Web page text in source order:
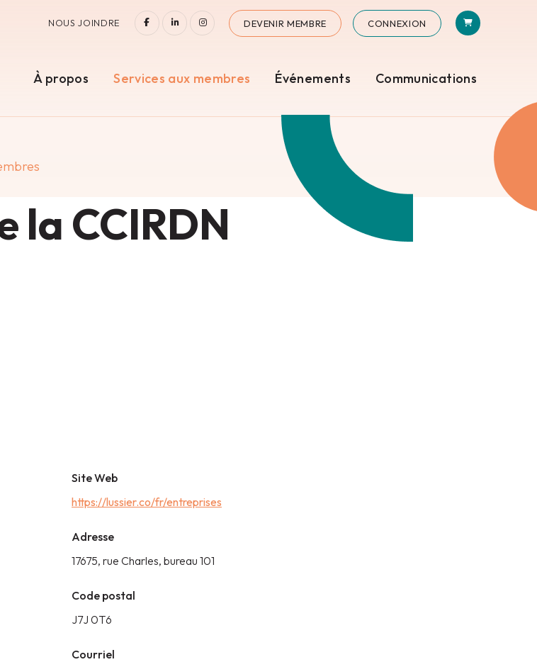
NOUS JOINDRE FACEBOOKLINKEDININSTAGRAMDEVENIR MEMBRE CONNEXION
PANIER
À propos Services aux membres Événements Communications
la CCIRDN
Site Web
https://lussier.co/fr/entreprises
Adresse
17675, rue Charles, bureau 101
Code postal
J7J 0T6
Courriel